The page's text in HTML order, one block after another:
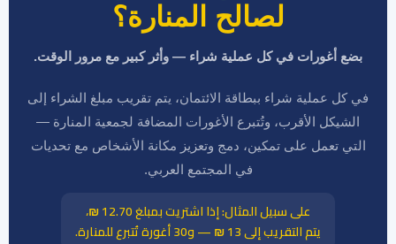
لصالح المنارة؟
بضع أغورات في كل عملية شراء — وأثر كبير مع مرور الوقت.
في كل عملية شراء ببطاقة الائتمان، يتم تقريب مبلغ الشراء إلى
الشيكل الأقرب، وتُتبرع الأغورات المضافة لجمعية المنارة —
التي تعمل على تمكين، دمج وتعزيز مكانة الأشخاص مع تحديات
في المجتمع العربي.
على سبيل المثال: إذا اشتريت بمبلغ 12.70 ₪،
يتم التقريب إلى 13 ₪ — و30 أغورة تُتبرع للمنارة.